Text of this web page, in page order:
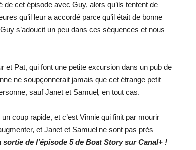
cet épisode avec Guy, alors qu’ils tentent de
qu’il leur a accordé parce qu’il était de bonne
s’adoucit un peu dans ces séquences et nous
Pat, qui font une petite excursion dans un pub de
ne soupçonnerait jamais que cet étrange petit
sauf Janet et Samuel, en tout cas.
coup rapide, et c’est Vinnie qui finit par mourir
et Janet et Samuel ne sont pas près
sortie de l’épisode 5de Boat Story sur Canal+ !